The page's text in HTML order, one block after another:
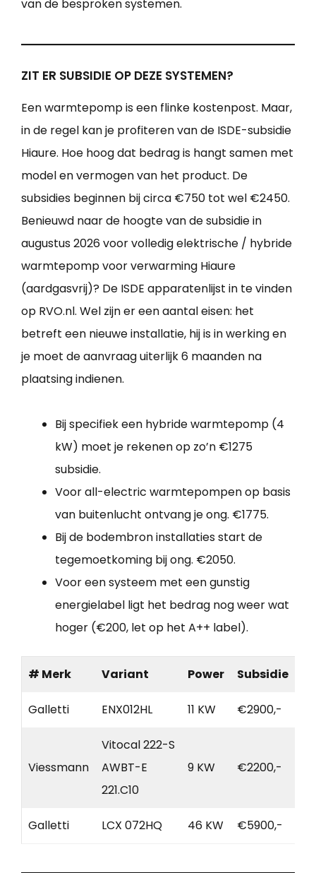
van de besproken systemen.
ZIT ER SUBSIDIE OP DEZE SYSTEMEN?
Een warmtepomp is een flinke kostenpost. Maar,
in de regel kan je profiteren van de ISDE-subsidie
Hiaure. Hoe hoog dat bedrag is hangt samen met
model en vermogen van het product. De
subsidies beginnen bij circa €750 tot wel €2450.
Benieuwd naar de hoogte van de subsidie in
augustus 2026 voor volledig elektrische / hybride
warmtepomp voor verwarming Hiaure
(aardgasvrij)? De ISDE apparatenlijst in te vinden
op RVO.nl. Wel zijn er een aantal eisen: het
betreft een nieuwe installatie, hij is in werking en
je moet de aanvraag uiterlijk 6 maanden na
plaatsing indienen.
Bij specifiek een hybride warmtepomp (4
kW) moet je rekenen op zo’n €1275
subsidie.
Voor all-electric warmtepompen op basis
van buitenlucht ontvang je ong. €1775.
Bij de bodembron installaties start de
tegemoetkoming bij ong. €2050.
Voor een systeem met een gunstig
energielabel ligt het bedrag nog weer wat
hoger (€200, let op het A++ label).
# Merk Variant Power Subsidie
Galletti ENX012HL 11 KW €2900,-
Viessmann
Vitocal 222-S
AWBT-E
221.C10
9 KW €2200,-
Galletti LCX 072HQ 46 KW €5900,-